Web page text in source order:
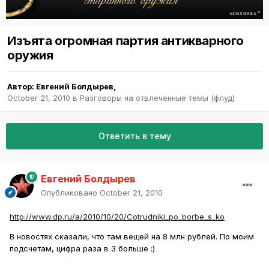
Изъята огромная партия антикварного
оружия
Автор: Евгений Болдырев
October 21, 2010 в Разговоры на отвлеченные темы (флуд)
Ответить в тему
Евгений Болдырев
Опубликовано October 21, 2010
http://www.dp.ru/a/2010/10/20/Cotrudniki_po_borbe_s_ko
В новостях сказали, что там вещей на 8 млн рублей. По моим
подсчетам, цифра раза в 3 больше :)